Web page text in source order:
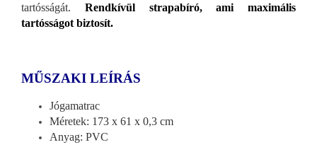
tartósságát. Rendkívül strapabíró, ami maximális
tartósságot biztosít.
MŰSZAKI LEÍRÁS
Jógamatrac
Méretek: 173 x 61 x 0,3 cm
Anyag: PVC